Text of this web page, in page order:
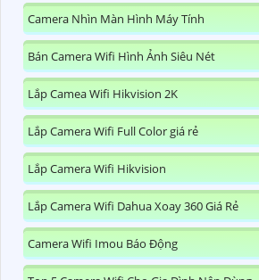
Camera Nhìn Màn Hình Máy Tính
Bán Camera Wifi Hình Ảnh Siêu Nét
Lắp Camea Wifi Hikvision 2K
Lắp Camera Wifi Full Color giá rẻ
Lắp Camera Wifi Hikvision
Lắp Camera Wifi Dahua Xoay 360 Giá Rẻ
Camera Wifi Imou Báo Động